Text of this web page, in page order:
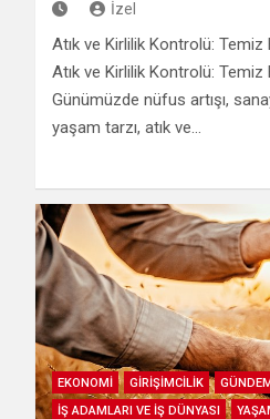
İzel
Atık ve Kirlilik Kontrolü:
Atık ve Kirlilik Kontrolü: Temiz
Günümüzde nüfus artışı,
yaşam tarzı, atık ve…
EKONOMİ GİRİŞİMCİLİK
İŞ ADAMLARI VE İŞ DÜNYASI